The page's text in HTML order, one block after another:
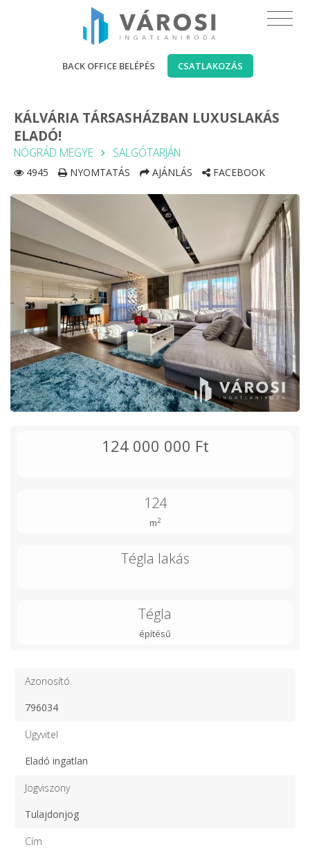
BACK OFFICE BELÉPÉS CSATLAKOZÁS
KÁLVÁRIA TÁRSASHÁZBAN LUXUSLAKÁS
ELADÓ!
NÓGRÁD MEGYE SALGÓTARJÁN
4945 NYOMTATÁS AJÁNLÁS FACEBOOK
124 000 000 Ft
124
m2
Tégla lakás
Tégla
építésű
Azonosító
796034
Ügyvitel
Eladó ingatlan
Jogviszony
Tulajdonjog
Cím